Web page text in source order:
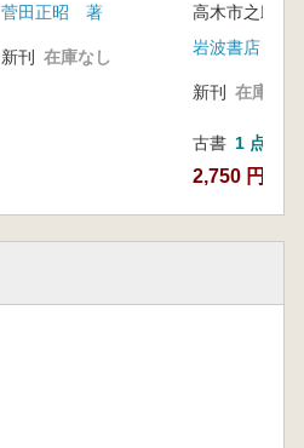
菅田正昭 著
新刊 在庫なし 岩波書店
新刊 在庫なし
古書 1 点
2,750 円